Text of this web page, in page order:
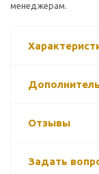
менеджерам.
Отзывы
Задать